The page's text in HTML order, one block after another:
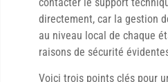
directement, car la gestion
au niveau local de chaque
raisons de sécurité
Voici trois points clés pour